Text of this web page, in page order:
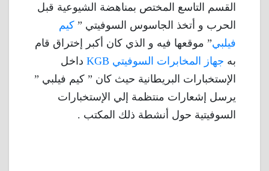
القسم التاسع المختص بمناهضة الشيوعية قبل
الحرب و أتخذ الجاسوس السوفيتي ” كيم
فيلبي” موقعها فيه و الذي كان أكبر إختراق قام
به جهاز المخابرات السوفيتي KGB
داخل
الإستخبارات البريطانية حيث كان ” كيم فيلبي ”
يرسل إشعارات منتظمة إلي الإستخبارات
السوفيتية حول أنشطة ذلك المكتب .